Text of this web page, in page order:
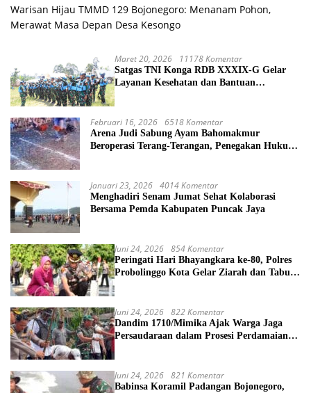
Warisan Hijau TMMD 129 Bojonegoro: Menanam Pohon,
Merawat Masa Depan Desa Kesongo
Maret 20, 2026 11178 Komentar
Satgas TNI Konga RDB XXXIX-G Gelar
Layanan Kesehatan dan Bantuan
Februari 16, 2026 6518 Komentar
Arena Judi Sabung Ayam Bahomakmur
Beroperasi Terang-Terangan, Penegakan Hukum
Januari 23, 2026 4014 Komentar
Menghadiri Senam Jumat Sehat Kolaborasi
Bersama Pemda Kabupaten Puncak Jaya
Juni 24, 2026 854 Komentar
Peringati Hari Bhayangkara ke-80, Polres
Probolinggo Kota Gelar Ziarah dan Tabur
Juni 24, 2026 822 Komentar
Dandim 1710/Mimika Ajak Warga Jaga
Persaudaraan dalam Prosesi Perdamaian
Juni 24, 2026 821 Komentar
Babinsa Koramil Padangan Bojonegoro,